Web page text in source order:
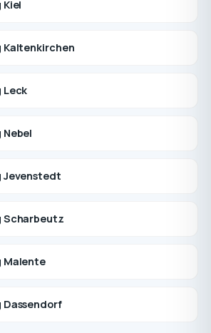
Kaltenkirchen
Leck
Jevenstedt
Scharbeutz
Malente
Dassendorf